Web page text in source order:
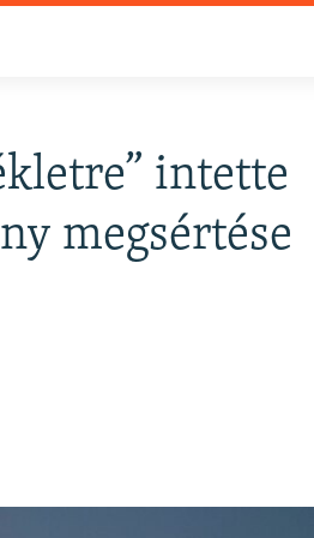
intette
megsértése